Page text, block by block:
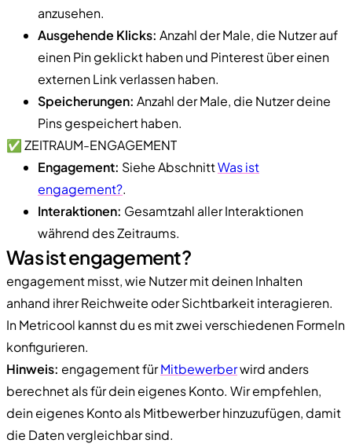
anzusehen.
Ausgehende Klicks: Anzahl der Male, die Nutzer auf
einen Pin geklickt haben und Pinterest über einen
externen Link verlassen haben.
Speicherungen: Anzahl der Male, die Nutzer deine
Pins gespeichert haben.
✅ ZEITRAUM-ENGAGEMENT
Engagement: Siehe AbschnittWas ist
engagement?.
Interaktionen: Gesamtzahl aller Interaktionen
während des Zeitraums.
Was ist engagement?
engagement misst, wie Nutzer mit deinen Inhalten
anhand ihrer Reichweite oder Sichtbarkeit interagieren.
In Metricool kannst du es mit zwei verschiedenen Formeln
konfigurieren.
Hinweis: engagement fürMitbewerberwird anders
berechnet als für dein eigenes Konto. Wir empfehlen,
dein eigenes Konto als Mitbewerber hinzuzufügen, damit
die Daten vergleichbar sind.